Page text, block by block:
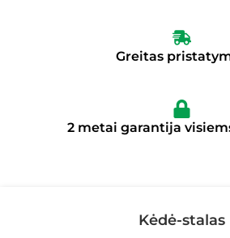
Greitas
2 metai garantija
Kėdė-stalas